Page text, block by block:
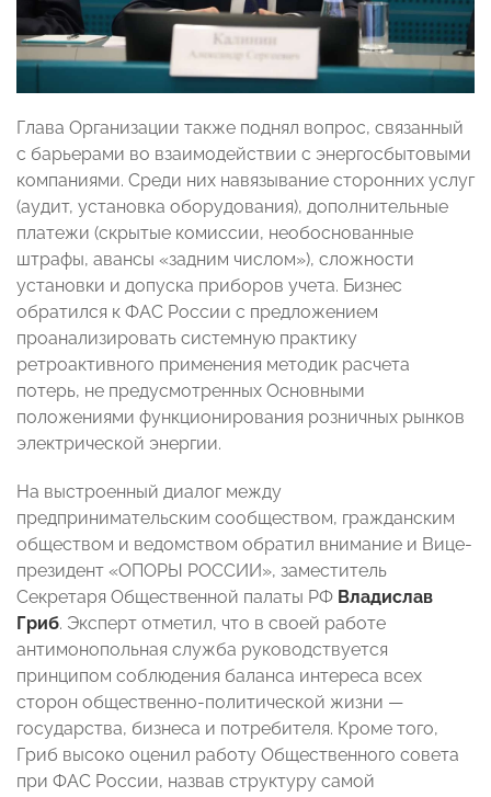
Глава Организации также поднял вопрос, связанный
с барьерами во взаимодействии с энергосбытовыми
компаниями. Среди них навязывание сторонних услуг
(аудит, установка оборудования), дополнительные
платежи (скрытые комиссии, необоснованные
штрафы, авансы «задним числом»), сложности
установки и допуска приборов учета. Бизнес
обратился к ФАС России с предложением
проанализировать системную практику
ретроактивного применения методик расчета
потерь, не предусмотренных Основными
положениями функционирования розничных рынков
электрической энергии.
На выстроенный диалог между
предпринимательским сообществом, гражданским
обществом и ведомством обратил внимание и Вице-
президент «ОПОРЫ РОССИИ», заместитель
Секретаря Общественной палаты РФ Владислав
Гриб. Эксперт отметил, что в своей работе
антимонопольная служба руководствуется
принципом соблюдения баланса интереса всех
сторон общественно-политической жизни —
государства, бизнеса и потребителя. Кроме того,
Гриб высоко оценил работу Общественного совета
при ФАС России, назвав структуру самой